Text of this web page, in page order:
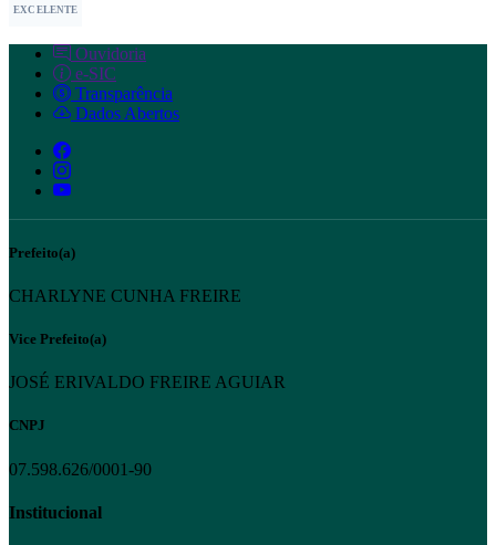
EXCELENTE
Ouvidoria
e-SIC
Transparência
Dados Abertos
Prefeito(a)
CHARLYNE CUNHA FREIRE
Vice Prefeito(a)
JOSÉ ERIVALDO FREIRE AGUIAR
CNPJ
07.598.626/0001-90
Institucional